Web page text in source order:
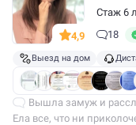
4,9
Стаж 6
18
Выезд на дом
Вышла замуж и
Ела все, что ни